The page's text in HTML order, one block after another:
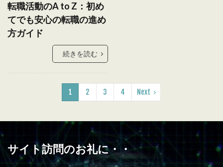
転職活動のA to Z：初め
てでも安心の転職の進め
方ガイド
続きを読む
1 2 3 4 Next
サイト訪問のお礼に・・